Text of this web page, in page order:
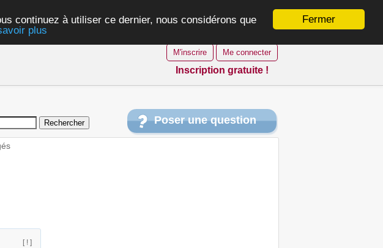
Fermer
continuez à utiliser ce dernier, nous considérons que
plus
M'inscrire Me connecter
Inscription gratuite !
Poser une question
[ ! ]